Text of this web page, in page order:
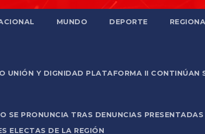
MUNDO DEPORTE
UNIÓN Y DIGNIDAD PLATAFORMA II CONTINÚAN
SE PRONUNCIA TRAS DENUNCIAS
ELECTAS DE LA REGIÓN